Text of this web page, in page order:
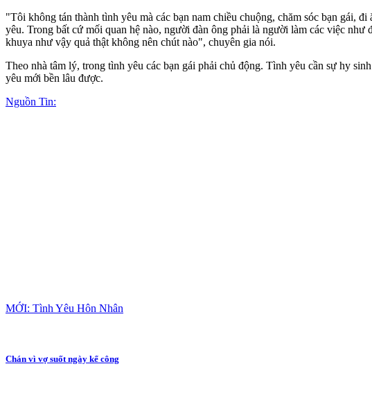
"Tôi không tán thành tình yêu mà các bạn nam chiều chuộng, chăm sóc bạn gái,
yêu. Trong bất cứ mối quan hệ nào, người đàn ông phải là người làm các việc
khuya như vậy quả thật không nên chút nào", chuyên gia nói.
Theo nhà tâm lý, trong tình yêu các bạn gái phải chủ động. Tình yêu cần sự hy
yêu mới bền lâu được.
Nguồn Tin:
MỚI: Tình Yêu Hôn Nhân
Chán vì vợ suốt ngày kể công